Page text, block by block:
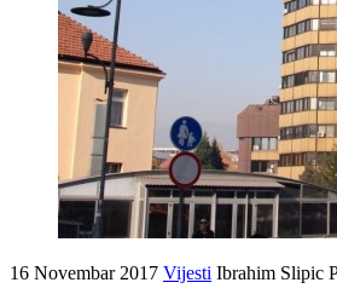
16 Novembar 2017 Vijesti Ibrahim Slipic